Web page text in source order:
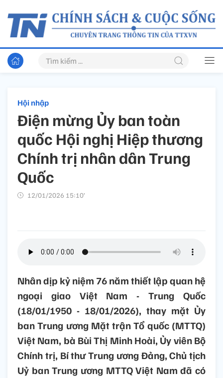
Hội nhập
Điện mừng Ủy ban toàn
quốc Hội nghị Hiệp thương
Chính trị nhân dân Trung
Quốc
12/01/2026 15:10’
Nhân dịp kỷ niệm 76 năm thiết lập quan hệ
ngoại giao Việt Nam - Trung Quốc
(18/01/1950 - 18/01/2026), thay mặt Ủy
ban Trung ương Mặt trận Tổ quốc (MTTQ)
Việt Nam, bà Bùi Thị Minh Hoài, Ủy viên Bộ
Chính trị, Bí thư Trung ương Đảng, Chủ tịch
Uỷ ban Trung ương MTTQ Việt Nam đã có